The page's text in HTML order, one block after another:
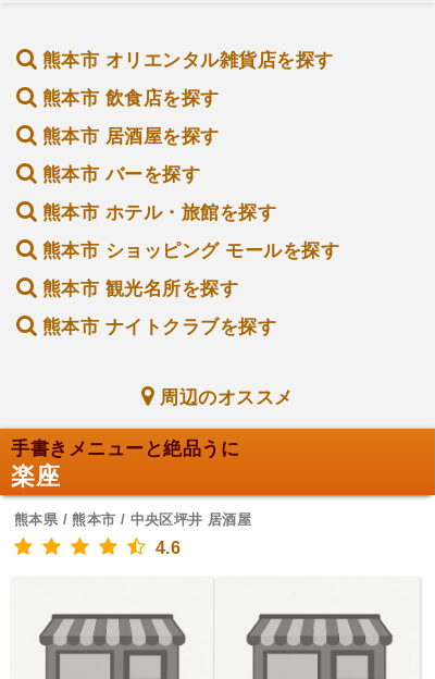
熊本市 オリエンタル雑貨店を探す
熊本市 飲食店を探す
熊本市 居酒屋を探す
熊本市 バーを探す
熊本市 ホテル・旅館を探す
熊本市 ショッピング モールを探す
熊本市 観光名所を探す
熊本市 ナイトクラブを探す
周辺のオススメ
手書きメニューと絶品うに
楽座
熊本県 / 熊本市 / 中央区坪井 居酒屋
4.6